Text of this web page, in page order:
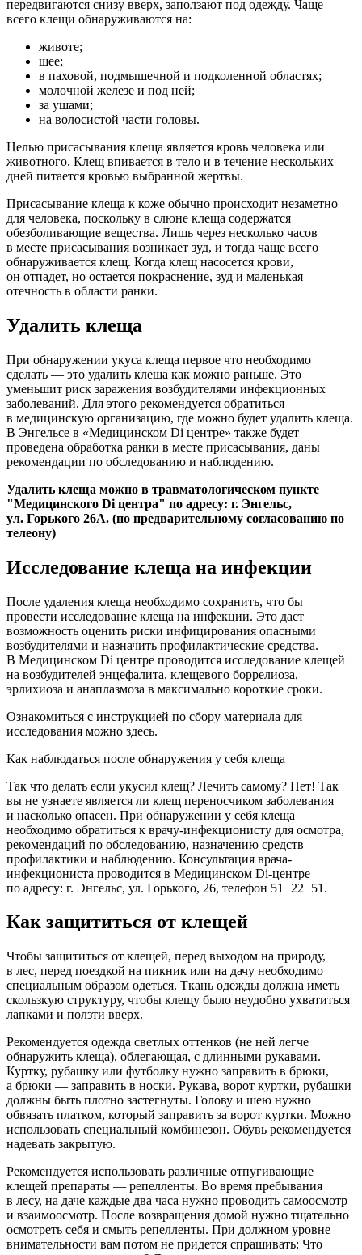
передвигаются снизу вверх, заползают под одежду. Чаще
всего клещи обнаруживаются на:
животе;
шее;
в паховой, подмышечной и подколенной областях;
молочной железе и под ней;
за ушами;
на волосистой части головы.
Целью присасывания клеща является кровь человека или
животного. Клещ впивается в тело и в течение нескольких
дней питается кровью выбранной жертвы.
Присасывание клеща к коже обычно происходит незаметно
для человека, поскольку в слюне клеща содержатся
обезболивающие вещества. Лишь через несколько часов
в месте присасывания возникает зуд, и тогда чаще всего
обнаруживается клещ. Когда клещ насосется крови,
он отпадет, но остается покраснение, зуд и маленькая
отечность в области ранки.
Удалить клеща
При обнаружении укуса клеща первое что необходимо
сделать — это удалить клеща как можно раньше. Это
уменьшит риск заражения возбудителями инфекционных
заболеваний. Для этого рекомендуется обратиться
в медицинскую организацию, где можно будет удалить клеща.
В Энгельсе в «Медицинском Di центре» также будет
проведена обработка ранки в месте присасывания, даны
рекомендации по обследованию и наблюдению.
Удалить клеща можно в травматологическом пункте
"Медицинского Di центра" по адресу: г. Энгельс,
ул. Горького 26А. (по предварительному согласованию по
телеону)
Исследование клеща на инфекции
После удаления клеща необходимо сохранить, что бы
провести исследование клеща на инфекции. Это даст
возможность оценить риски инфицирования опасными
возбудителями и назначить профилактические средства.
В Медицинском Di центре проводится исследование клещей
на возбудителей энцефалита, клещевого боррелиоза,
эрлихиоза и анаплазмоза в максимально короткие сроки.
Ознакомиться с инструкцией по сбору материала для
исследования можно здесь.
Как наблюдаться после обнаружения у себя клеща
Так что делать если укусил клещ? Лечить самому? Нет! Так
вы не узнаете является ли клещ переносчиком заболевания
и насколько опасен. При обнаружении у себя клеща
необходимо обратиться к врачу-инфекционисту для осмотра,
рекомендаций по обследованию, назначению средств
профилактики и наблюдению. Консультация врача-
инфекциониста проводится в Медицинском Di-центре
по адресу: г. Энгельс, ул. Горького, 26, телефон 51−22−51.
Как защититься от клещей
Чтобы защититься от клещей, перед выходом на природу,
в лес, перед поездкой на пикник или на дачу необходимо
специальным образом одеться. Ткань одежды должна иметь
скользкую структуру, чтобы клещу было неудобно ухватиться
лапками и ползти вверх.
Рекомендуется одежда светлых оттенков (не ней легче
обнаружить клеща), облегающая, с длинными рукавами.
Куртку, рубашку или футболку нужно заправить в брюки,
а брюки — заправить в носки. Рукава, ворот куртки, рубашки
должны быть плотно застегнуты. Голову и шею нужно
обвязать платком, который заправить за ворот куртки. Можно
использовать специальный комбинезон. Обувь рекомендуется
надевать закрытую.
Рекомендуется использовать различные отпугивающие
клещей препараты — репелленты. Во время пребывания
в лесу, на даче каждые два часа нужно проводить самоосмотр
и взаимоосмотр. После возвращения домой нужно тщательно
осмотреть себя и смыть репелленты. При должном уровне
внимательности вам потом не придется спрашивать: Что